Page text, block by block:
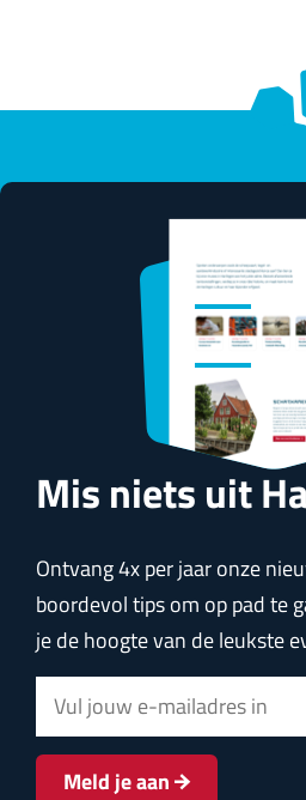
Mis niets uit
Ontvang 4x per jaar onze
boordevol tips om op pad te
je de hoogte van de leukste
-
m
Meld je aan